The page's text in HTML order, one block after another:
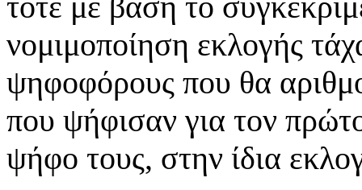
νομιμοποίηση εκλογής
ψηφοφόρους που θα
που ψήφισαν για τον
ψήφο τους, στην ίδια